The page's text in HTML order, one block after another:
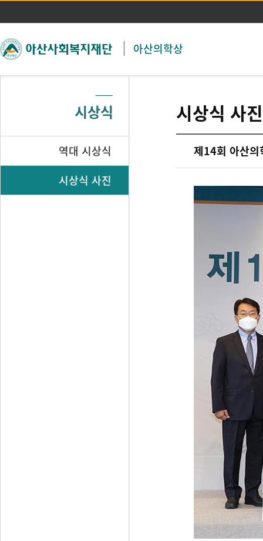
주메뉴 바로가기
본문 바로가기
아산의학상
시상식
역대 시상식
시상식 사진
시상식 사진
제14회 아산의